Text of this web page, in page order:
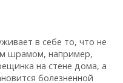
в себе то, что не
шрамом, например,
на стене дома, а
болезненной